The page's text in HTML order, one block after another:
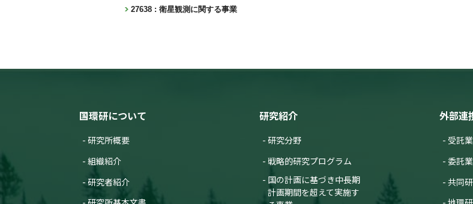
27638 : 衛星観測に関する事業
国環研について
研究所概要
組織紹介
研究者紹介
研究紹介
研究分野
戦略的研究プログラム
国の計画に基づき中長期
計画期間を超えて実施す
外部連
受託
委託
共同